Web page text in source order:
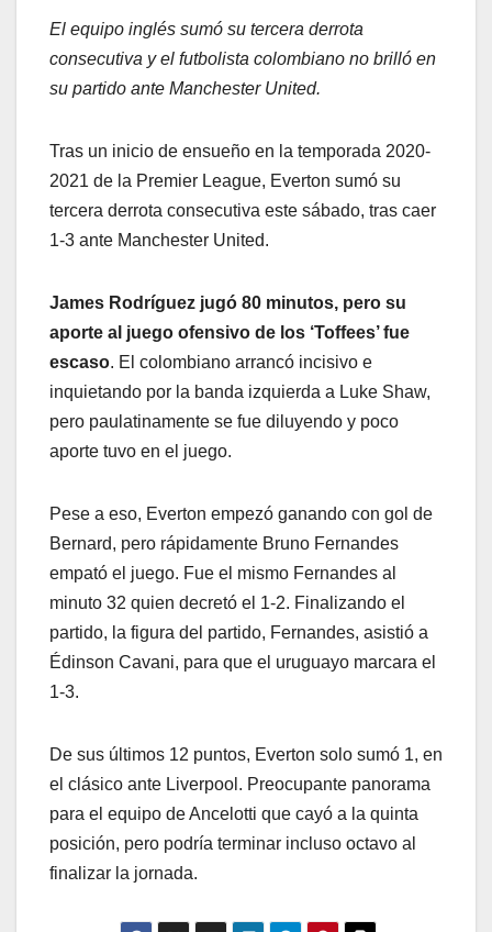
El equipo inglés sumó su tercera derrota
consecutiva y el futbolista colombiano no brilló en
su partido ante Manchester United.
Tras un inicio de ensueño en la temporada 2020-
2021 de la Premier League, Everton sumó su
tercera derrota consecutiva este sábado, tras caer
1-3 ante Manchester United.
James Rodríguez jugó 80 minutos, pero su
aporte al juego ofensivo de los ‘Toffees’ fue
escaso. El colombiano arrancó incisivo e
inquietando por la banda izquierda a Luke Shaw,
pero paulatinamente se fue diluyendo y poco
aporte tuvo en el juego.
Pese a eso, Everton empezó ganando con gol de
Bernard, pero rápidamente Bruno Fernandes
empató el juego. Fue el mismo Fernandes al
minuto 32 quien decretó el 1-2. Finalizando el
partido, la figura del partido, Fernandes, asistió a
Édinson Cavani, para que el uruguayo marcara el
1-3.
De sus últimos 12 puntos, Everton solo sumó 1, en
el clásico ante Liverpool. Preocupante panorama
para el equipo de Ancelotti que cayó a la quinta
posición, pero podría terminar incluso octavo al
finalizar la jornada.